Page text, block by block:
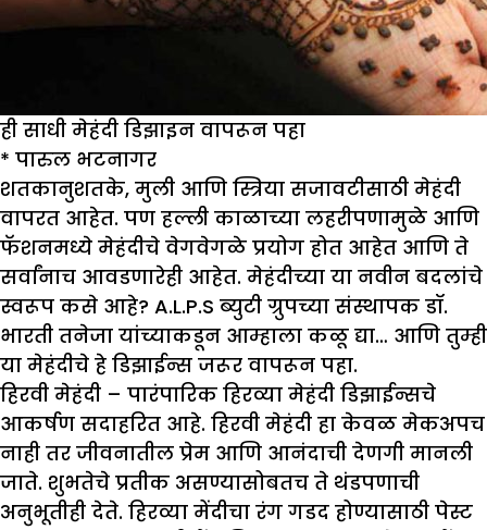
ही साधी मेहंदी डिझाइन वापरून पहा
* पारुल भटनागर
शतकानुशतके, मुली आणि स्त्रिया सजावटीसाठी मेहंदी
वापरत आहेत. पण हल्ली काळाच्या लहरीपणामुळे आणि
फॅशनमध्ये मेहंदीचे वेगवेगळे प्रयोग होत आहेत आणि ते
सर्वांनाच आवडणारेही आहेत. मेहंदीच्या या नवीन बदलांचे
स्वरूप कसे आहे? A.L.P.S ब्युटी ग्रुपच्या संस्थापक डॉ.
भारती तनेजा यांच्याकडून आम्हाला कळू द्या… आणि तुम्ही
या मेहंदीचे हे डिझाईन्स जरूर वापरून पहा.
हिरवी मेहंदी – पारंपारिक हिरव्या मेहंदी डिझाईन्सचे
आकर्षण सदाहरित आहे. हिरवी मेहंदी हा केवळ मेकअपच
नाही तर जीवनातील प्रेम आणि आनंदाची देणगी मानली
जाते. शुभतेचे प्रतीक असण्यासोबतच ते थंडपणाची
अनुभूतीही देते. हिरव्या मेंदीचा रंग गडद होण्यासाठी पेस्ट